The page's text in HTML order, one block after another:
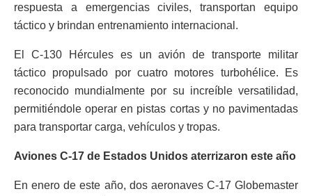
respuesta a emergencias civiles, transportan equipo
táctico y brindan entrenamiento internacional.
El C-130 Hércules es un avión de transporte militar
táctico propulsado por cuatro motores turbohélice. Es
reconocido mundialmente por su increíble versatilidad,
permitiéndole operar en pistas cortas y no pavimentadas
para transportar carga, vehículos y tropas.
Aviones C-17 de Estados Unidos aterrizaron este año
En enero de este año, dos aeronaves C-17 Globemaster